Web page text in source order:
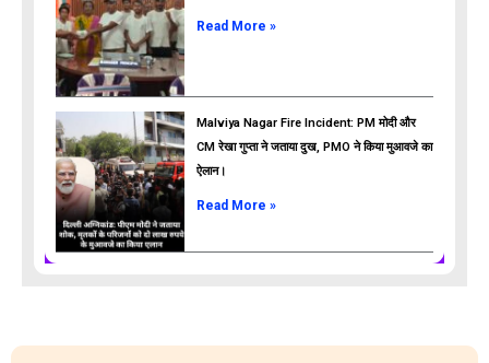
Read More »
Malviya Nagar Fire Incident: PM मोदी और
CM रेखा गुप्ता ने जताया दुख, PMO ने किया मुआवजे का
ऐलान।
Read More »